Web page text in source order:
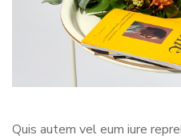
Quis autem vel eum iure